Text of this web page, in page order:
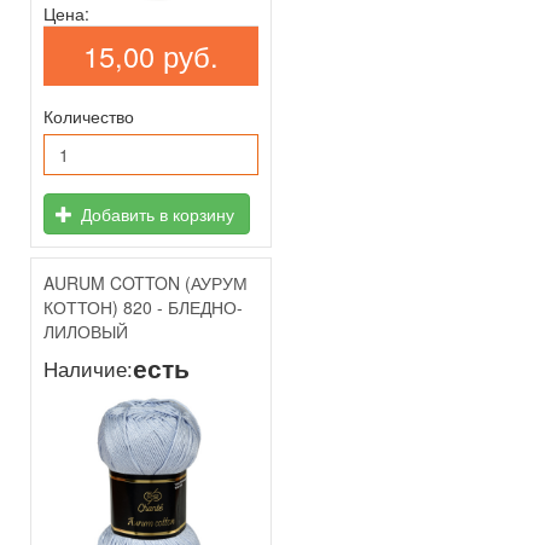
Цена:
15,00 руб.
Количество
Добавить в корзину
AURUM COTTON (АУРУМ
КОТТОН) 820 - БЛЕДНО-
ЛИЛОВЫЙ
Наличие:есть